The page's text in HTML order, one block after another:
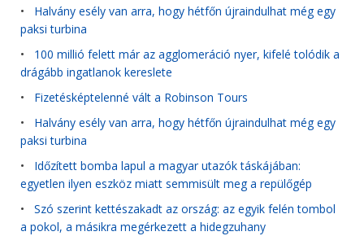
• Halvány esély van arra, hogy hétfőn újraindulhat még egy
paksi turbina
• 100 millió felett már az agglomeráció nyer, kifelé tolódik a
drágább ingatlanok kereslete
• Fizetésképtelenné vált a Robinson Tours
• Halvány esély van arra, hogy hétfőn újraindulhat még egy
paksi turbina
• Időzített bomba lapul a magyar utazók táskájában:
egyetlen ilyen eszköz miatt semmisült meg a repülőgép
• Szó szerint kettészakadt az ország: az egyik felén tombol
a pokol, a másikra megérkezett a hidegzuhany